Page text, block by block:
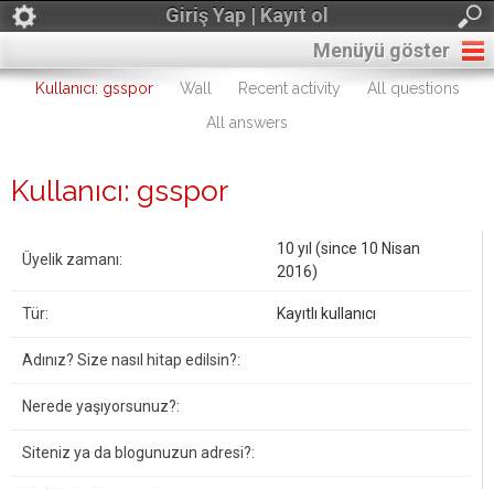
Giriş Yap | Kayıt ol
Menüyü göster
Kullanıcı: gsspor Wall Recent activity
All questions
All answers
Kullanıcı: gsspor
Üyelik zamanı:
10 yıl (since 10 Nisan
2016)
Tür: Kayıtlı kullanıcı
Adınız? Size nasıl hitap edilsin?:
Nerede yaşıyorsunuz?:
Siteniz ya da blogunuzun adresi?: